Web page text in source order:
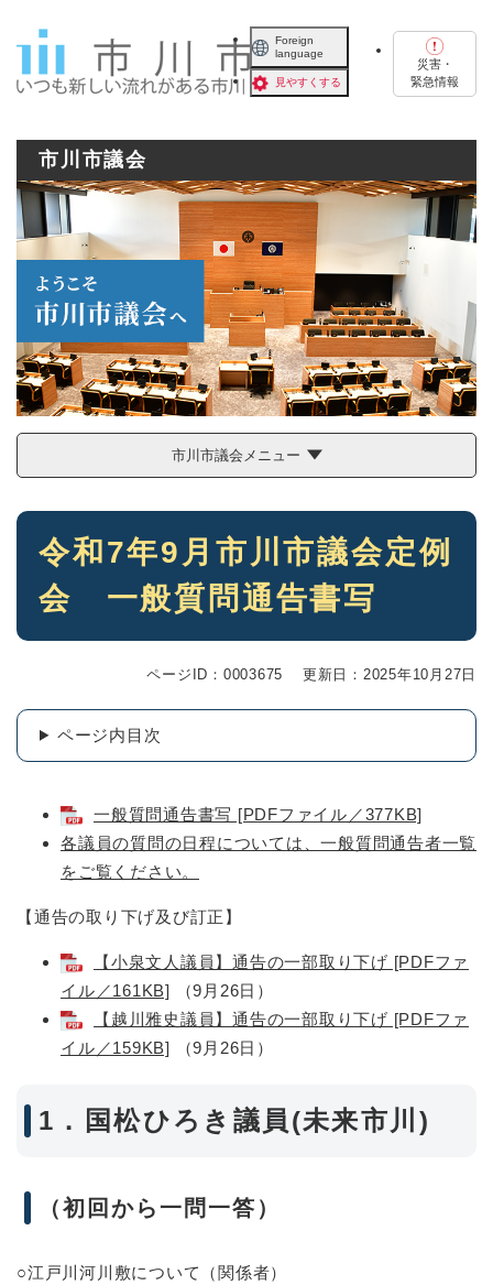
Foreign
language
見やすくする
災害・
緊急情報
市川市議会
市川市議会メニュー
本
令和7年9月市川市議会定例
会 一般質問通告書写
ページID：0003675 更新日：2025年10月27日
ページ内目次
一般質問通告書写 [PDFファイル／377KB]
各議員の質問の日程については、一般質問通告者一覧
をご覧ください。
【通告の取り下げ及び訂正】
【小泉文人議員】通告の一部取り下げ [PDFファ
イル／161KB]
（9月26日）
【越川雅史議員】通告の一部取り下げ [PDFファ
イル／159KB]
（9月26日）
1．国松ひろき議員(未来市川)
（初回から一問一答）
○江戸川河川敷について（関係者）